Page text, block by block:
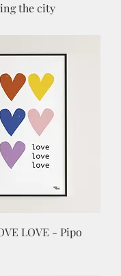
the city
LOVE - Pipo